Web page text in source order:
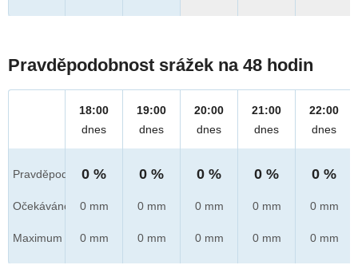
Pravděpodobnost srážek na 48 hodin
Pravděpod.
Očekáváno
Maximum
18:00
dnes
0 %
0 mm
0 mm
19:00
dnes
0 %
0 mm
0 mm
20:00
dnes
0 %
0 mm
0 mm
21:00
dnes
0 %
0 mm
0 mm
22:00
dnes
0 %
0 mm
0 mm